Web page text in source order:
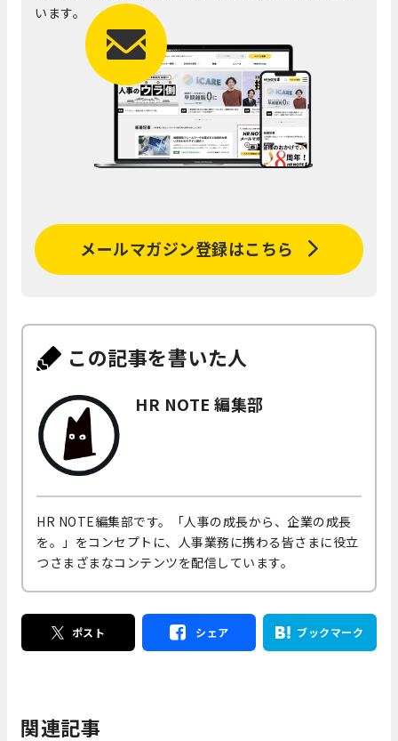
います。
メールマガジン登録はこちら
この記事を書いた人
HR NOTE 編集部
HR NOTE編集部です。「人事の成長から、企業の成長
を。」をコンセプトに、人事業務に携わる皆さまに役立
つさまざまなコンテンツを配信しています。
ポスト シェア ブックマーク
関連記事